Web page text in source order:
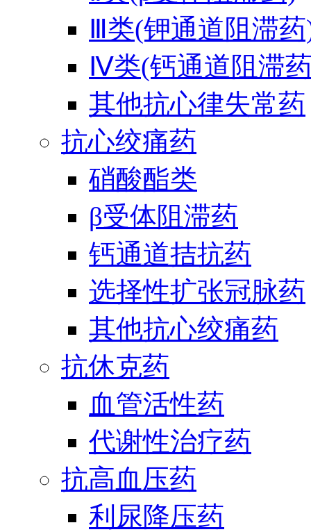
Ⅲ类(钾通道阻滞
Ⅳ类(钙通道阻滞
其他抗心律失常药
抗心绞痛药
硝酸酯类
β受体阻滞药
钙通道拮抗药
选择性扩张冠脉药
其他抗心绞痛药
抗休克药
血管活性药
代谢性治疗药
抗高血压药
利尿降压药